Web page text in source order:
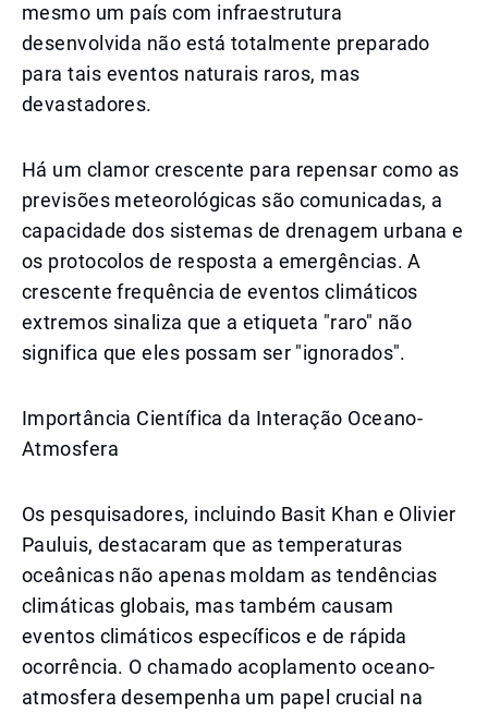
mesmo um país com infraestrutura
desenvolvida não está totalmente preparado
para tais eventos naturais raros, mas
devastadores.
Há um clamor crescente para repensar como as
previsões meteorológicas são comunicadas, a
capacidade dos sistemas de drenagem urbana e
os protocolos de resposta a emergências. A
crescente frequência de eventos climáticos
extremos sinaliza que a etiqueta "raro" não
significa que eles possam ser "ignorados".
Importância Científica da Interação Oceano-
Atmosfera
Os pesquisadores, incluindo Basit Khan e Olivier
Pauluis, destacaram que as temperaturas
oceânicas não apenas moldam as tendências
climáticas globais, mas também causam
eventos climáticos específicos e de rápida
ocorrência. O chamado acoplamento oceano-
atmosfera desempenha um papel crucial na